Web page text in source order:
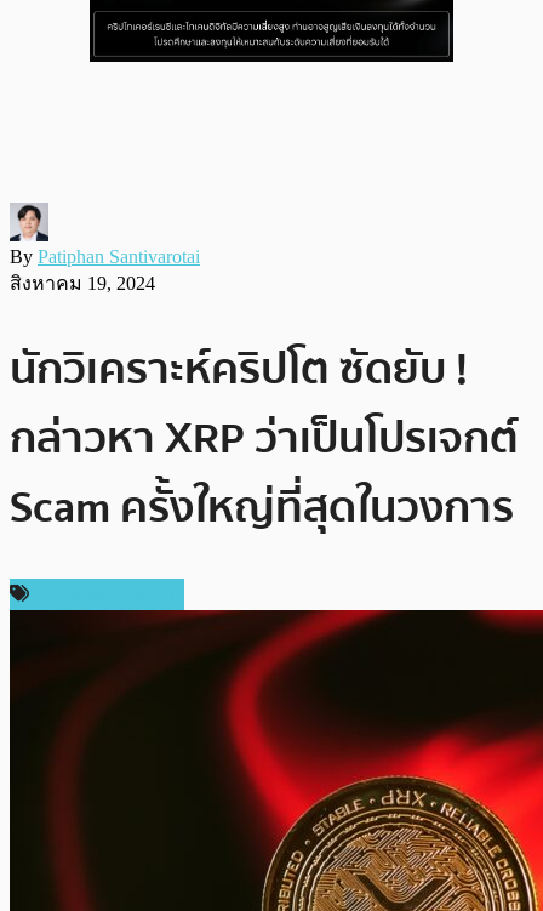
By Patiphan Santivarotai
สิงหาคม 19, 2024
นักวิเคราะห์คริปโต ซัดยับ !
กล่าวหา XRP ว่าเป็นโปรเจกต์
Scam ครั้งใหญ่ที่สุดในวงการ